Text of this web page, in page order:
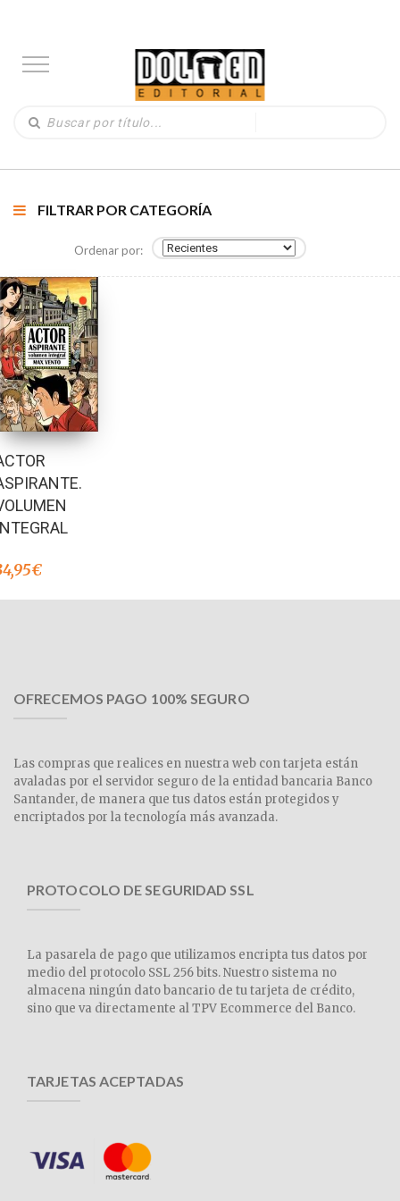
FILTRAR POR CATEGORÍA
Ordenar por:
€
OFRECEMOS PAGO 100% SEGURO
Las compras que realices en nuestra web con tarjeta están
avaladas por el servidor seguro de la entidad bancaria Banco
Santander, de manera que tus datos están protegidos y
encriptados por la tecnología más avanzada.
PROTOCOLO DE SEGURIDAD SSL
La pasarela de pago que utilizamos encripta tus datos por
medio del protocolo SSL 256 bits. Nuestro sistema no
almacena ningún dato bancario de tu tarjeta de crédito,
sino que va directamente al TPV Ecommerce del Banco.
TARJETAS ACEPTADAS